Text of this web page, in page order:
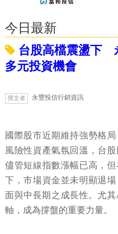
今日最新
台股高檔震盪下
多元投資機會
撰文者 永豐投信行銷資訊
國際股市近期維持強勢格
風險性資產氣氛回溫，台
儘管短線指數漲幅已高，
下，市場資金並未明顯退
面與中長期之成長性。尤
軸，成為撐盤的重要力量。